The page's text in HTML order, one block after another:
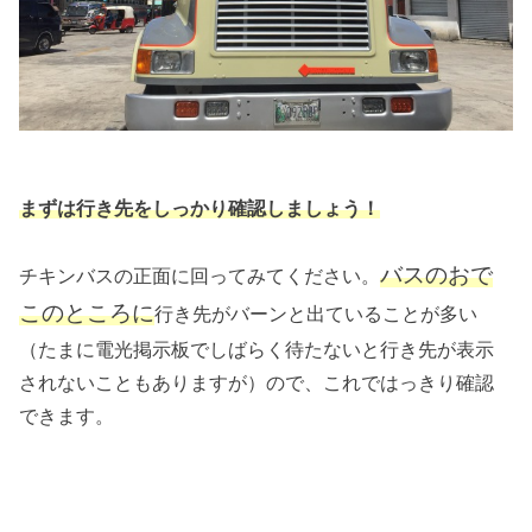
まずは行き先をしっかり確認しましょう！
チキンバスの正面に回ってみてください。バスのおで
このところに行き先がバーンと出ていることが多い
（たまに電光掲示板でしばらく待たないと行き先が表示
されないこともありますが）ので、これではっきり確認
できます。